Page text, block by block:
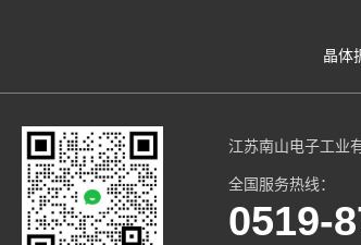
晶体
江苏南山电子工业
全国服务热线：
0519-